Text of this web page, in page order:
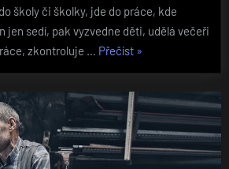
školy či školky, jde do práce, kde
jen sedí, pak vyzvedne děti, udělá večeři
zkontroluje … Přečíst„Proč
adipex
retard
prodej
kontrolovaný“
»